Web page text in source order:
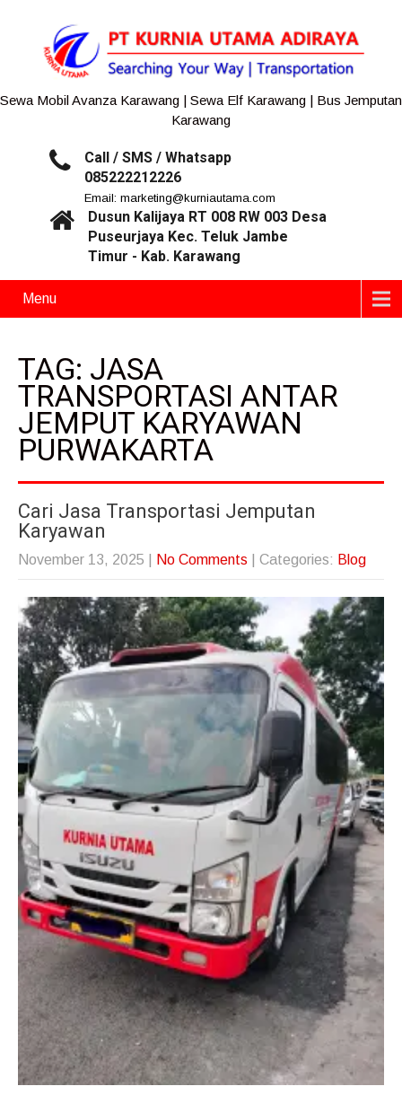
Sewa Mobil Avanza Karawang | Sewa Elf Karawang | Bus Jemputan
Karawang
Call / SMS / Whatsapp
085222212226
Email: marketing@kurniautama.com
Dusun Kalijaya RT 008 RW 003 Desa
Puseurjaya Kec. Teluk Jambe
Timur - Kab. Karawang
Menu
TAG: JASA
TRANSPORTASI ANTAR
JEMPUT KARYAWAN
PURWAKARTA
Cari Jasa Transportasi Jemputan
Karyawan
November 13, 2025 No Comments | Categories: Blog